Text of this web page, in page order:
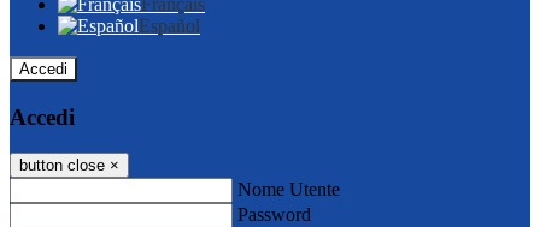
Français
Español
Accedi
Accedi
button close ×
Nome Utente
Password